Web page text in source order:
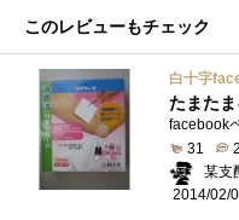
このレビューもチェック
31
2
某支
2014/02/